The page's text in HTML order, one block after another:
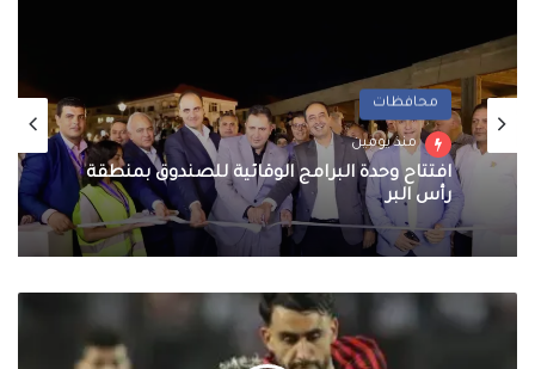
محافظات
منذ يومين
افتتاح وحدة البرامج الوقائية للصندوق بمنطقة
رأس البر
اتحاد
العاصمة